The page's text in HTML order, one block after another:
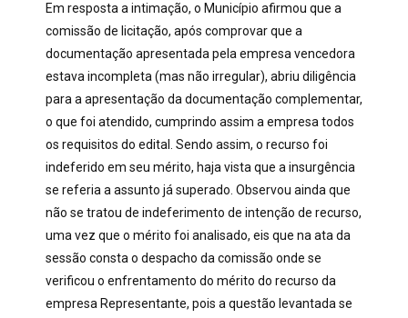
Em resposta a intimação, o Município afirmou que a
comissão de licitação, após comprovar que a
documentação apresentada pela empresa vencedora
estava incompleta (mas não irregular), abriu diligência
para a apresentação da documentação complementar,
o que foi atendido, cumprindo assim a empresa todos
os requisitos do edital. Sendo assim, o recurso foi
indeferido em seu mérito, haja vista que a insurgência
se referia a assunto já superado. Observou ainda que
não se tratou de indeferimento de intenção de recurso,
uma vez que o mérito foi analisado, eis que na ata da
sessão consta o despacho da comissão onde se
verificou o enfrentamento do mérito do recurso da
empresa Representante, pois a questão levantada se